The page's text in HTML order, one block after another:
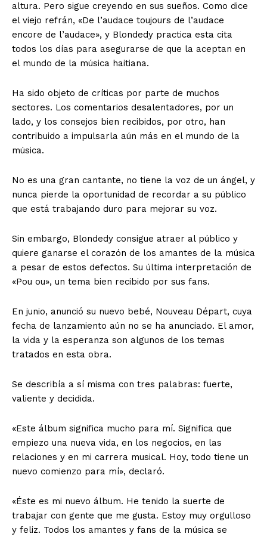
altura. Pero sigue creyendo en sus sueños. Como dice
el viejo refrán, «De l’audace toujours de l’audace
encore de l’audace», y Blondedy practica esta cita
todos los días para asegurarse de que la aceptan en
el mundo de la música haitiana.
Ha sido objeto de críticas por parte de muchos
sectores. Los comentarios desalentadores, por un
lado, y los consejos bien recibidos, por otro, han
contribuido a impulsarla aún más en el mundo de la
música.
No es una gran cantante, no tiene la voz de un ángel, y
nunca pierde la oportunidad de recordar a su público
que está trabajando duro para mejorar su voz.
Sin embargo, Blondedy consigue atraer al público y
quiere ganarse el corazón de los amantes de la música
a pesar de estos defectos. Su última interpretación de
«Pou ou», un tema bien recibido por sus fans.
En junio, anunció su nuevo bebé, Nouveau Départ, cuya
fecha de lanzamiento aún no se ha anunciado. El amor,
la vida y la esperanza son algunos de los temas
tratados en esta obra.
Se describía a sí misma con tres palabras: fuerte,
valiente y decidida.
«Este álbum significa mucho para mí. Significa que
empiezo una nueva vida, en los negocios, en las
relaciones y en mi carrera musical. Hoy, todo tiene un
nuevo comienzo para mí», declaró.
«Éste es mi nuevo álbum. He tenido la suerte de
trabajar con gente que me gusta. Estoy muy orgulloso
y feliz. Todos los amantes y fans de la música se